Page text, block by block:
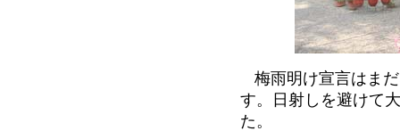
梅雨明け宣言はま
す。日射しを避けて
た。